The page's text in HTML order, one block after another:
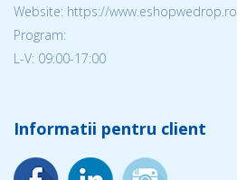
Website: https://www.eshopwedrop.ro
Program:
L-V: 09:00-17:00
Informatii pentru client